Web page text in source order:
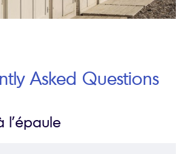
Asked Questions
l’épaule